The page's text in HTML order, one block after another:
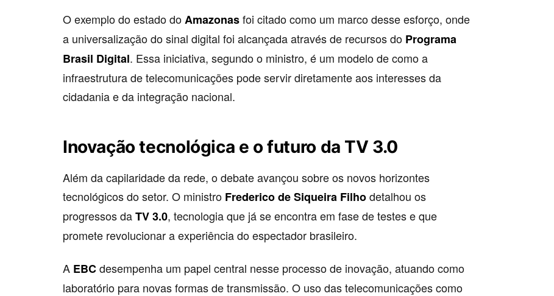
O exemplo do estado doAmazonasfoi citado como um marco desse esforço, onde
a universalização do sinal digital foi alcançada através de recursos do Programa
Brasil Digital. Essa iniciativa, segundo o ministro, é um modelo de como a
infraestrutura de telecomunicações pode servir diretamente aos interesses da
cidadania e da integração nacional.
Inovação tecnológica e o futuro da TV 3.0
Além da capilaridade da rede, o debate avançou sobre os novos horizontes
tecnológicos do setor. O ministro Frederico de Siqueira Filhodetalhou os
progressos daTV 3.0, tecnologia que já se encontra em fase de testes e que
promete revolucionar a experiência do espectador brasileiro.
A EBCdesempenha um papel central nesse processo de inovação, atuando como
laboratório para novas formas de transmissão. O uso das telecomunicações como